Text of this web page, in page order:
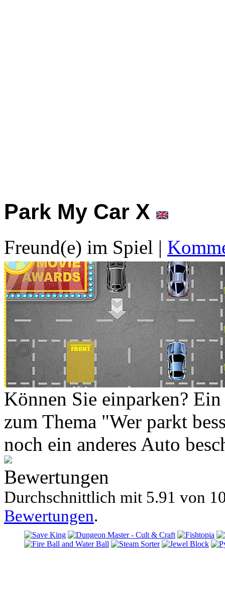
Park My Car X
Freund(e) im Spiel |
Können Sie einparken?
zum Thema "Wer parkt
noch ein anderes Auto
Bewertungen
Durchschnittlich mit 5.91 von
Bewertungen.